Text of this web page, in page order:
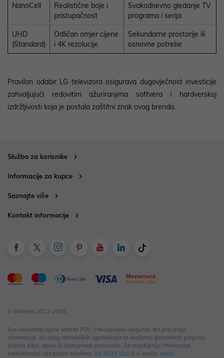
NanoCell
Realistične boje i
pristupačnost
Svakodnevno gledanje TV
programa i serija
UHD
(Standard)
Odličan omjer cijene
i 4K rezolucije
Sekundarne prostorije ili
osnovne potrebe
Pravilan odabir LG televizora osigurava dugovječnost investicije
zahvaljujući redovitim ažuriranjima softvera i hardverskoj
izdržljivosti koja je postala zaštitni znak ovog brenda.
Služba za korisnike
Informacije za kupce
Saznajte više
Kontakt informacije
© Mikronis 2012-2026
Sve navedene cijene sadrže PDV. Pokušavamo osigurati što preciznije
informacije, ali zbog tehnoloških ograničenja ne možemo garantirati potpunu
točnost slika, opisa ili dostupnosti proizvoda. Za najažurnije informacije
kontaktirajte nas putem telefona: 01 3033 100 ili e-maila: nova-